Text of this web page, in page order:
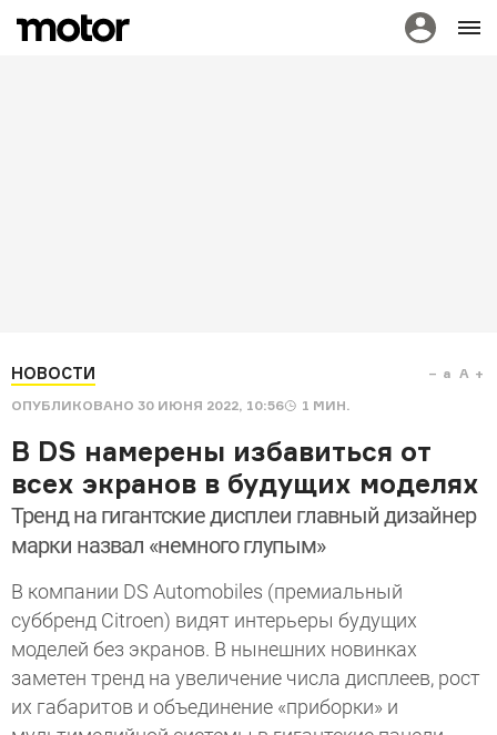
НОВОСТИ
ОПУБЛИКОВАНО 30 ИЮНЯ 2022, 10:56 1 МИН.
a A
В DS намерены избавиться от
всех экранов в будущих моделях
Тренд на гигантские дисплеи главный дизайнер
марки назвал «немного глупым»
В компании DS Automobiles (премиальный
суббренд Citroen) видят интерьеры будущих
моделей без экранов. В нынешних новинках
заметен тренд на увеличение числа дисплеев, рост
их габаритов и объединение «приборки» и